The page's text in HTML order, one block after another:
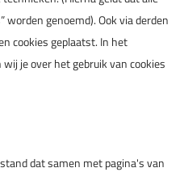
worden genoemd). Ook via derden
cookies geplaatst. In het
je over het gebruik van cookies
dat samen met pagina's van